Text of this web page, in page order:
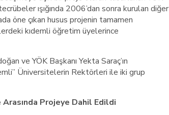
ışığında 2006’dan sonra kurulan diğer
öne çıkan husus projenin tamamen
kıdemli öğretim üyelerince
ve YÖK Başkanı Yekta Saraç’ın
Üniversitelerin Rektörleri ile iki grup
Projeye Dahil Edildi